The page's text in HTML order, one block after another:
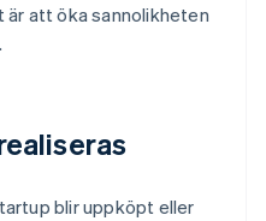
att öka sannolikheten
blir uppköpt eller